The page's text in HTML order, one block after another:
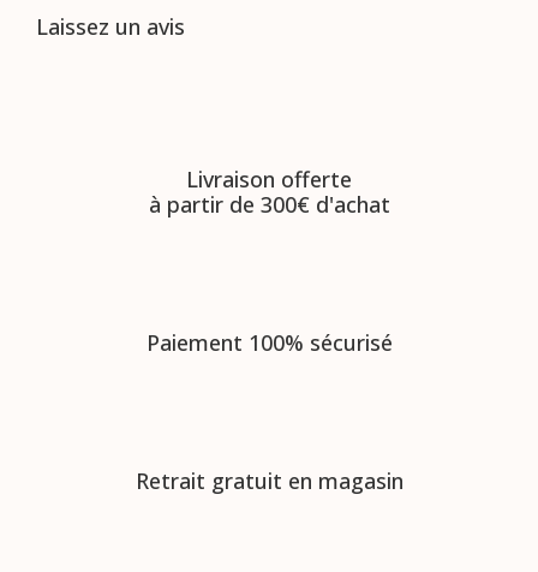
Laissez un avis
Livraison offerte
à partir de 300€ d'achat
Paiement 100% sécurisé
Retrait gratuit en magasin